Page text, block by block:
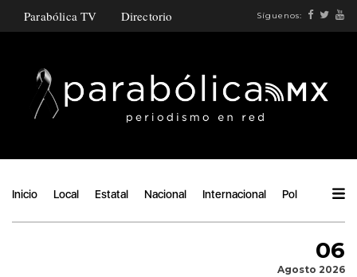
Parabólica TV Directorio Síguenos:
Inicio Local Estatal Nacional Internacional Política
06
Agosto 2026